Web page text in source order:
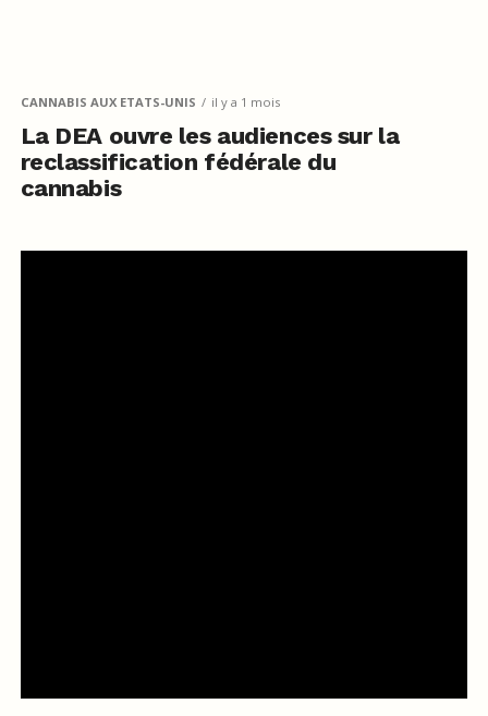
CANNABIS AUX ETATS-UNIS il y a 1 mois
La DEA ouvre les audiences sur la
reclassification fédérale du
cannabis